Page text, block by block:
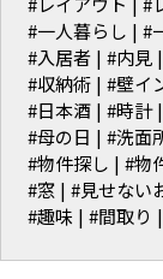
#一人暮らし
#
#入居者
#内見
#収納術
#壁イ
#日本酒
#時計
#母の日
#洗面
#物件探し
#物
#窓
#見せない
#趣味
#間取り